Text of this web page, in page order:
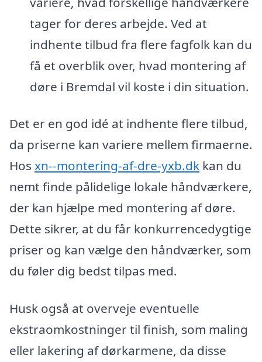
tager for deres arbejde. Ved at
indhente tilbud fra flere fagfolk kan du
få et overblik over, hvad montering af
døre i Bremdal vil koste i din situation.
Det er en god idé at indhente flere tilbud,
da priserne kan variere mellem firmaerne.
Hos xn--montering-af-dre-yxb.dk kan du
nemt finde pålidelige lokale håndværkere,
der kan hjælpe med montering af døre.
Dette sikrer, at du får konkurrencedygtige
priser og kan vælge den håndværker, som
du føler dig bedst tilpas med.
Husk også at overveje eventuelle
ekstraomkostninger til finish, som maling
eller lakering af dørkarmene, da disse